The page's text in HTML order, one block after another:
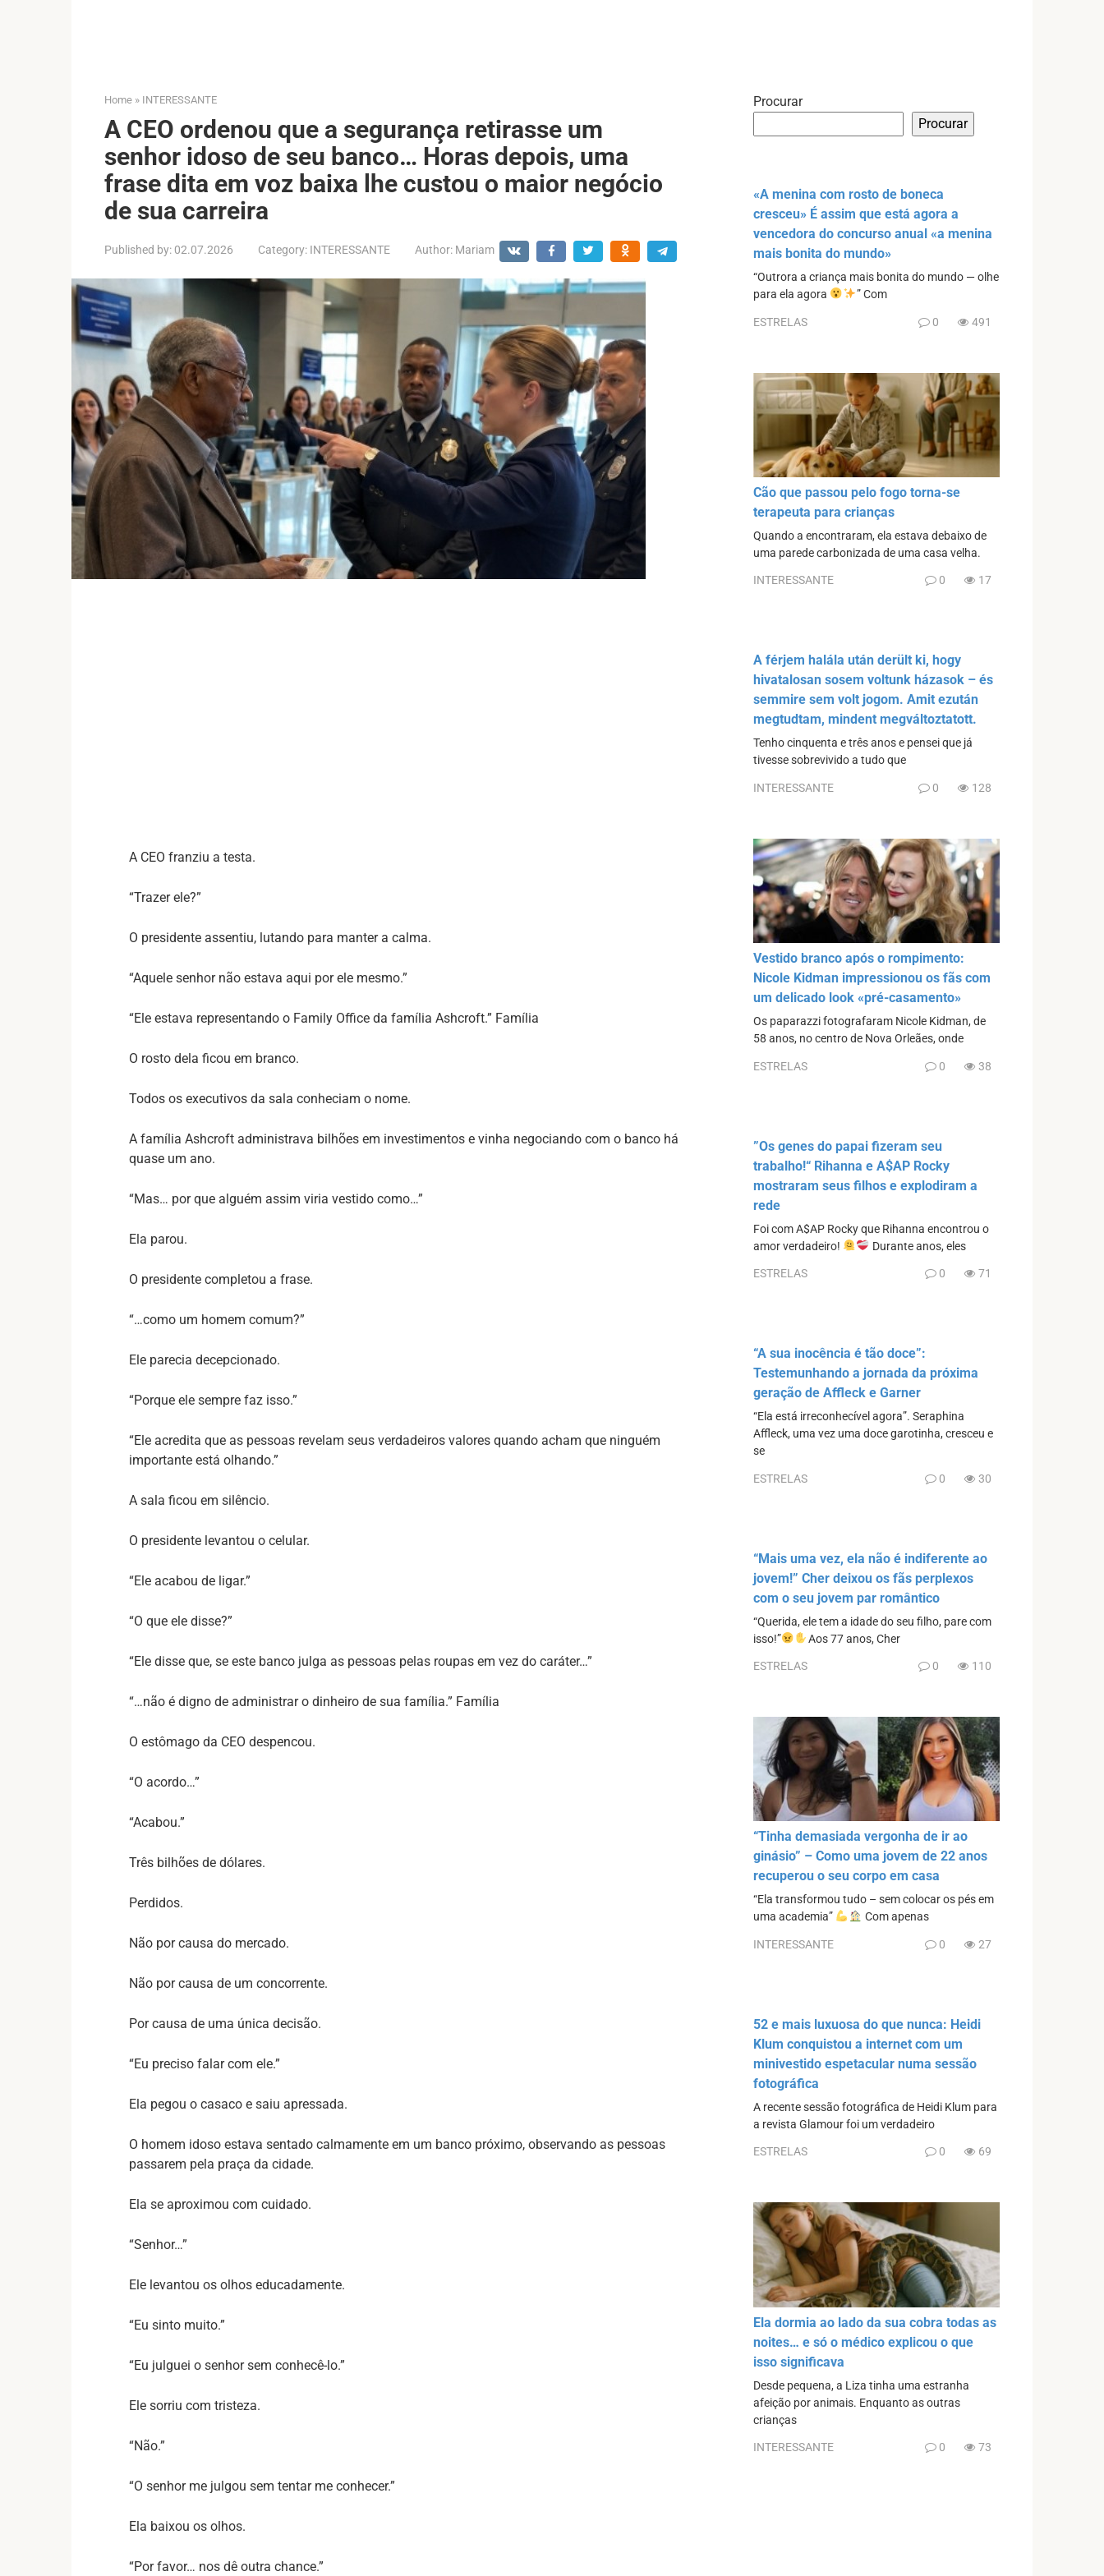
Home » INTERESSANTE
A CEO ordenou que a segurança retirasse um
senhor idoso de seu banco… Horas depois, uma
frase dita em voz baixa lhe custou o maior negócio
de sua carreira
Published by: 02.07.2026 Category: INTERESSANTE Author: Mariam
A CEO franziu a testa.
“Trazer ele?”
O presidente assentiu, lutando para manter a calma.
“Aquele senhor não estava aqui por ele mesmo.”
“Ele estava representando o Family Office da família Ashcroft.” Família
O rosto dela ficou em branco.
Todos os executivos da sala conheciam o nome.
A família Ashcroft administrava bilhões em investimentos e vinha negociando com o banco há
quase um ano.
“Mas… por que alguém assim viria vestido como…”
Ela parou.
O presidente completou a frase.
“…como um homem comum?”
Ele parecia decepcionado.
“Porque ele sempre faz isso.”
“Ele acredita que as pessoas revelam seus verdadeiros valores quando acham que ninguém
importante está olhando.”
A sala ficou em silêncio.
O presidente levantou o celular.
“Ele acabou de ligar.”
“O que ele disse?”
“Ele disse que, se este banco julga as pessoas pelas roupas em vez do caráter…”
“…não é digno de administrar o dinheiro de sua família.” Família
O estômago da CEO despencou.
“O acordo…”
“Acabou.”
Três bilhões de dólares.
Perdidos.
Não por causa do mercado.
Não por causa de um concorrente.
Por causa de uma única decisão.
“Eu preciso falar com ele.”
Ela pegou o casaco e saiu apressada.
O homem idoso estava sentado calmamente em um banco próximo, observando as pessoas
passarem pela praça da cidade.
Ela se aproximou com cuidado.
“Senhor…”
Ele levantou os olhos educadamente.
“Eu sinto muito.”
“Eu julguei o senhor sem conhecê-lo.”
Ele sorriu com tristeza.
“Não.”
“O senhor me julgou sem tentar me conhecer.”
Ela baixou os olhos.
“Por favor… nos dê outra chance.”
Procurar
Procurar
«A menina com rosto de boneca
cresceu» É assim que está agora a
vencedora do concurso anual «a menina
mais bonita do mundo»
“Outrora a criança mais bonita do mundo — olhe
para ela agora
” Com
ESTRELAS 0 491
Cão que passou pelo fogo torna-se
terapeuta para crianças
Quando a encontraram, ela estava debaixo de
uma parede carbonizada de uma casa velha.
INTERESSANTE 0 17
A férjem halála után derült ki, hogy
hivatalosan sosem voltunk házasok – és
semmire sem volt jogom. Amit ezután
megtudtam, mindent megváltoztatott.
Tenho cinquenta e três anos e pensei que já
tivesse sobrevivido a tudo que
INTERESSANTE 0 128
Vestido branco após o rompimento:
Nicole Kidman impressionou os fãs com
um delicado look «pré-casamento»
Os paparazzi fotografaram Nicole Kidman, de
58 anos, no centro de Nova Orleães, onde
ESTRELAS 0 38
”Os genes do papai fizeram seu
trabalho!“ Rihanna e A$AP Rocky
mostraram seus filhos e explodiram a
rede
Foi com A$AP Rocky que Rihanna encontrou o
amor verdadeiro!
Durante anos, eles
ESTRELAS 0 71
“A sua inocência é tão doce”:
Testemunhando a jornada da próxima
geração de Affleck e Garner
“Ela está irreconhecível agora”. Seraphina
Affleck, uma vez uma doce garotinha, cresceu e
se
ESTRELAS 0 30
“Mais uma vez, ela não é indiferente ao
jovem!” Cher deixou os fãs perplexos
com o seu jovem par romântico
“Querida, ele tem a idade do seu filho, pare com
isso!”
Aos 77 anos, Cher
ESTRELAS 0 110
“Tinha demasiada vergonha de ir ao
ginásio” – Como uma jovem de 22 anos
recuperou o seu corpo em casa
“Ela transformou tudo – sem colocar os pés em
uma academia”
Com apenas
INTERESSANTE 0 27
52 e mais luxuosa do que nunca: Heidi
Klum conquistou a internet com um
minivestido espetacular numa sessão
fotográfica
A recente sessão fotográfica de Heidi Klum para
a revista Glamour foi um verdadeiro
ESTRELAS 0 69
Ela dormia ao lado da sua cobra todas as
noites… e só o médico explicou o que
isso significava
Desde pequena, a Liza tinha uma estranha
afeição por animais. Enquanto as outras
crianças
INTERESSANTE 0 73